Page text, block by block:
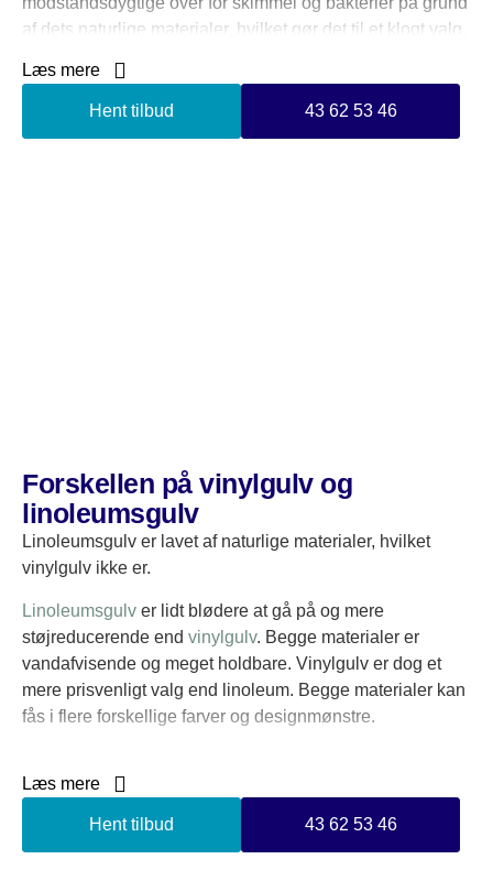
af dets naturlige materialer, hvilket gør det til et klogt valg,
Læs mere
Hent tilbud 43 62 53 46
Forskellen på vinylgulv og
linoleumsgulv
Linoleumsgulv er lavet af naturlige materialer, hvilket
vinylgulv ikke er.
Linoleumsgulv er lidt blødere at gå på og mere
støjreducerende end vinylgulv. Begge materialer er
vandafvisende og meget holdbare. Vinylgulv er dog et
mere prisvenligt valg end linoleum. Begge materialer kan
fås i flere forskellige farver og designmønstre.
klar med professionel belægning udført til perfektion. Hvis
Læs mere
Hent tilbud 43 62 53 46